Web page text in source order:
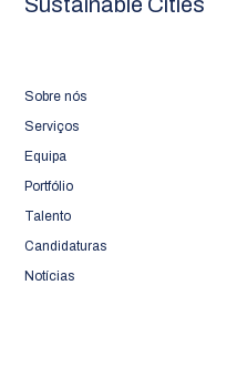
Sobre nós
Serviços
Equipa
Portfólio
Talento
Candidaturas
Notícias